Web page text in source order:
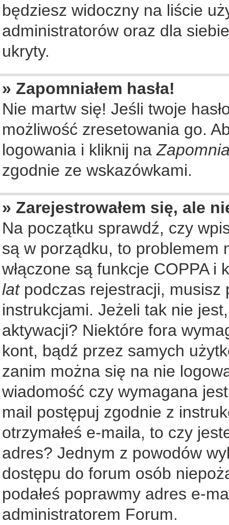
będziesz widoczny na liście
administratorów oraz dla
ukryty.
» Zapomniałem hasła!
Nie martw się! Jeśli twoje
możliwość zresetowania go.
logowania i kliknij na
zgodnie ze wskazówkami.
» Zarejestrowałem się, ale
Na początku sprawdź, czy
są w porządku, to problemem
włączone są funkcje COPPA i
latpodczas rejestracji, musisz
instrukcjami. Jeżeli tak nie
aktywacji? Niektóre fora
kont, bądź przez samych
zanim można się na nie
wiadomość czy wymagana
mail postępuj zgodnie z
otrzymałeś e-maila, to czy
adres? Jednym z powodów
dostępu do forum osób
podałeś poprawmy adres e-
administratorem Forum.